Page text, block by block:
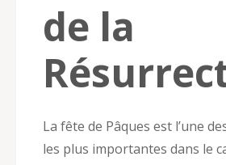
de la
La fête de Pâques est l’une
les plus importantes dans le